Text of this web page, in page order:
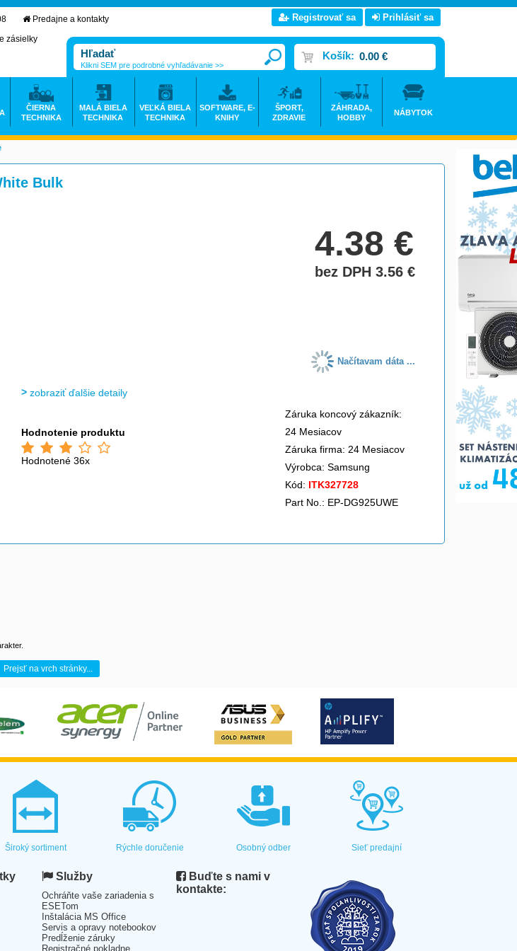
Bulk
4.38€
bez DPH 3.56€
Načítavam dáta ...
zobraziť ďalšie detaily
Hodnotenie produktu
Hodnotené 36x
Záruka koncový zákazník:
24 Mesiacov
Záruka firma: 24 Mesiacov
Výrobca: Samsung
Kód: ITK327728
Part No.: EP-DG925UWE
Prejsť na vrch stránky...
Predajne a kontakty
zásielky
Registrovať sa Prihlásiť sa
Košík: 0.00 €
Klikni SEM pre podrobné vyhľadávanie >>
ČIERNA
TECHNIKA
MALÁ BIELA
TECHNIKA
VEĽKÁ BIELA
TECHNIKA
SOFTWARE, E-
KNIHY
ŠPORT,
ZDRAVIE
ZÁHRADA,
HOBBY
NÁBYTOK
Široký sortiment Rýchle doručenie Osobný odber Sieť predajní
Služby
Ochráňte vaše zariadenia s
ESETom
Inštalácia MS Office
Servis a opravy notebookov
Predĺženie záruky
Registračné pokladne
Buďte s nami v
kontakte: